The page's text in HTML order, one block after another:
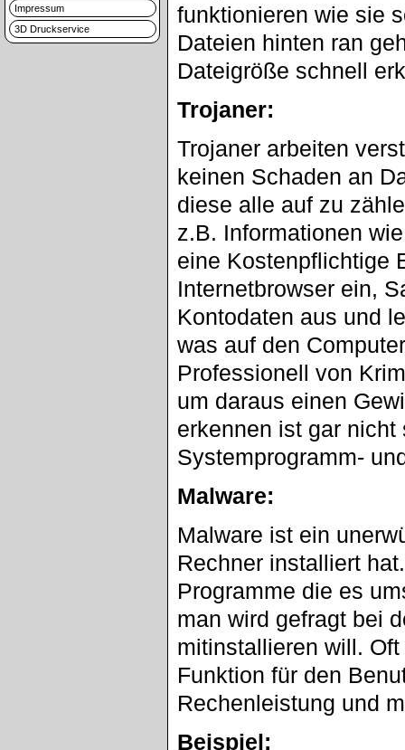
Impressum
3D Druckservice
funktionieren wie sie
Dateien hinten ran
Dateigröße schnell
Trojaner:
Trojaner arbeiten
keinen Schaden an
diese alle auf zu
z.B. Informationen
eine Kostenpflichtige
Internetbrowser ein,
Kontodaten aus und
was auf den
Professionell von
um daraus einen
erkennen ist gar
Systemprogramm-
Malware:
Malware ist ein
Rechner installiert
Programme die es
man wird gefragt bei
mitinstallieren will.
Funktion für den
Rechenleistung und
Beispiel: